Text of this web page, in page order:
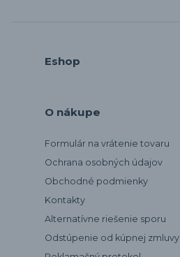
Eshop
O nákupe
Formulár na vrátenie tovaru
Ochrana osobných údajov
Obchodné podmienky
Kontakty
Alternatívne riešenie sporu
Odstúpenie od kúpnej zmluvy